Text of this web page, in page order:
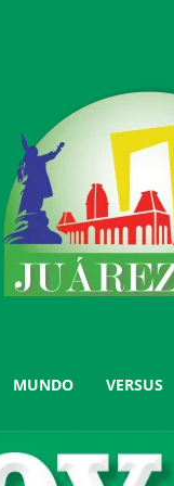
MUNDO VERSUS